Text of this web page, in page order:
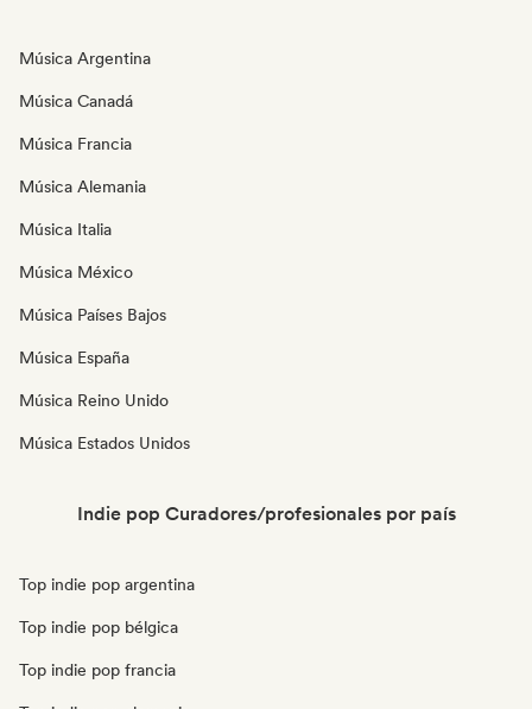
Música Argentina
Música Canadá
Música Francia
Música Alemania
Música Italia
Música México
Música Países Bajos
Música España
Música Reino Unido
Música Estados Unidos
Indie pop Curadores/profesionales por país
Top indie pop argentina
Top indie pop bélgica
Top indie pop francia